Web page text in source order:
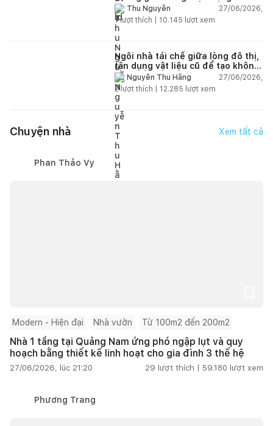
thiên nhiên
Thu Nguyễn
27/06/2026,
1lượt thích | 10.145 lượt xem
Ngôi nhà tái chế giữa lòng đô thị,
tận dụng vật liệu cũ để tạo không
gian sống linh hoạt
Nguyễn Thu Hằng
27/06/2026,
2lượt thích | 12.285 lượt xem
Chuyện nhà Xem tất cả
Phan Thảo Vy
Modern - Hiện đại Nhà vườn Từ 100m2 đến 200m2
Nhà 1 tầng tại Quảng Nam ứng phó ngập lụt và quy
hoạch bằng thiết kế linh hoạt cho gia đình 3 thế hệ
27/06/2026, lúc 21:20 29 lượt thích | 59.180 lượt xem
Phương Trang